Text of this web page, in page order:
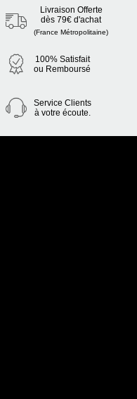
Livraison Offerte
dès 79€ d'achat
(France Métropolitaine)
100% Satisfait
ou Remboursé
Service Clients
à votre écoute.